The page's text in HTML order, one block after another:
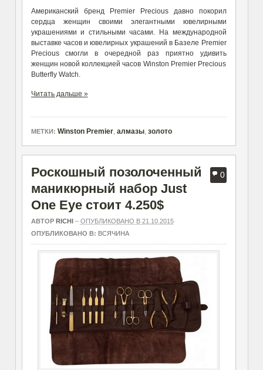
Американский бренд Premier Precious давно покорил
сердца женщин своими элегантными ювелирными
украшениями и стильными часами. На международной
выставке часов и ювелирных украшений в Базеле Premier
Precious смогли в очередной раз приятно удивить
женщин новой коллекцией часов Winston Premier Precious
Butterfly Watch.
Читать дальше »
МЕТКИ: Winston Premier, алмазы, золото
0
Роскошный позолоченный
маникюрный набор Just
One Eye стоит 4.250$
АВТОР RICHI – ОПУБЛИКОВАНО В 21.10.2015
ОПУБЛИКОВАНО В: ВСЯЧИНА